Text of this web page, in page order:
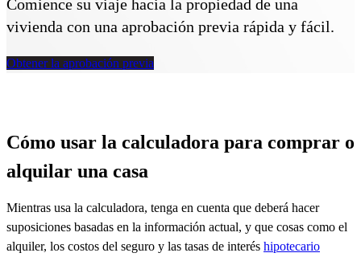
Comience su viaje hacia la propiedad de una
vivienda con una aprobación previa rápida y fácil.
Obtener la aprobación previa
Cómo usar la calculadora para comprar o
alquilar una casa
Mientras usa la calculadora, tenga en cuenta que deberá hacer
suposiciones basadas en la información actual, y que cosas como el
alquiler, los costos del seguro y las tasas de interés hipotecario